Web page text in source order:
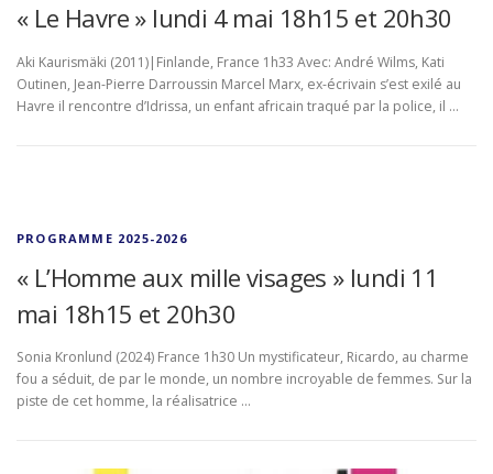
« Le Havre » lundi 4 mai 18h15 et 20h30
Aki Kaurismäki (2011)|Finlande, France 1h33 Avec: André Wilms, Kati
Outinen, Jean-Pierre Darroussin Marcel Marx, ex-écrivain s’est exilé au
Havre il rencontre d’Idrissa, un enfant africain traqué par la police, il …
PROGRAMME 2025-2026
« L’Homme aux mille visages » lundi 11
mai 18h15 et 20h30
Sonia Kronlund (2024) France 1h30 Un mystificateur, Ricardo, au charme
fou a séduit, de par le monde, un nombre incroyable de femmes. Sur la
piste de cet homme, la réalisatrice …